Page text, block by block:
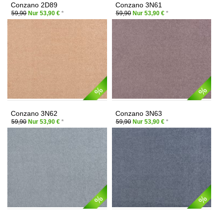
Conzano 2D89
59,90 Nur 53,90 € *
Conzano 3N61
59,90Nur 53,90 € *
Conzano 3N62
59,90 Nur 53,90 € *
Conzano 3N63
59,90Nur 53,90 € *